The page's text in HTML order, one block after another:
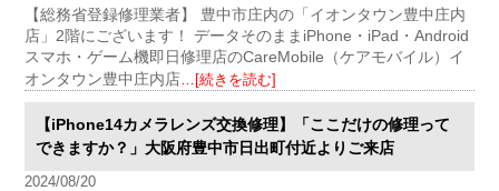
【総務省登録修理業者】 豊中市庄内の「イオンタウン豊中庄内
店」2階にございます！ データそのままiPhone・iPad・Android
スマホ・ゲーム機即日修理店のCareMobile（ケアモバイル）イ
オンタウン豊中庄内店…[続きを読む]
【iPhone14カメラレンズ交換修理】「ここだけの修理って
できますか？」大阪府豊中市日出町付近よりご来店
2024/08/20